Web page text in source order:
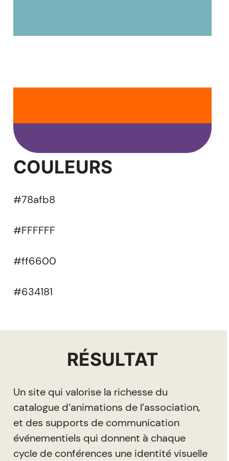
COULEURS
#78afb8
#FFFFFF
#ff6600
#634181
RÉSULTAT
Un site qui valorise la richesse du
catalogue d’animations de l’association,
et des supports de communication
événementiels qui donnent à chaque
cycle de conférences une identité visuelle